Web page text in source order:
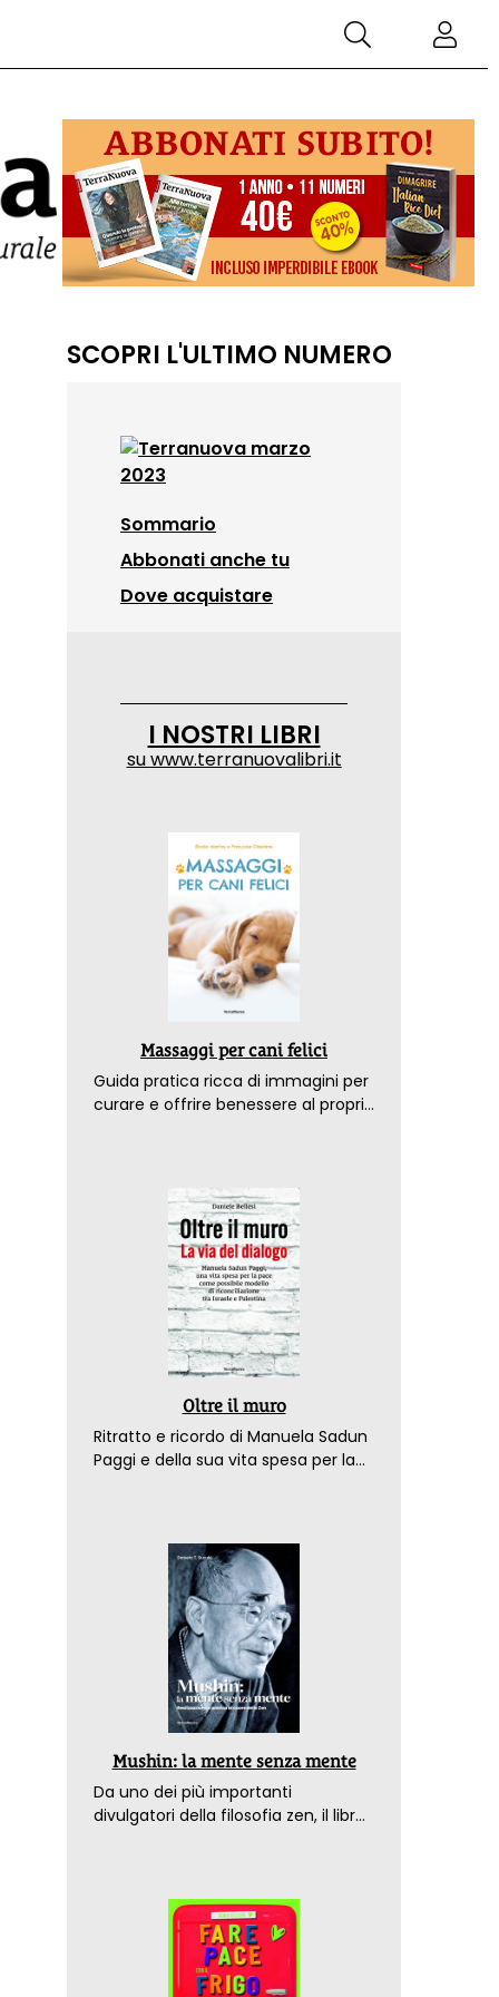
SCOPRI L'ULTIMO NUMERO
Sommario
Abbonati anche tu
Dove acquistare
I NOSTRI LIBRI
suwww.terranuovalibri.it
Massaggi per cani felici
Guida pratica ricca di immagini per
curare e offrire benessere al proprio
Oltre il muro
Ritratto e ricordo di Manuela Sadun
Paggi e della sua vita spesa per la
Mushin: la mente senza mente
Da uno dei più importanti
divulgatori della filosofia zen, il libro